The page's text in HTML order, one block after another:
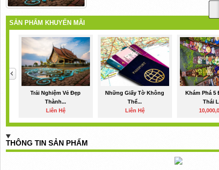
SẢN PHẨM KHUYẾN MÃI
Trải Nghiệm Vẻ Đẹp
Thành...
Liên Hệ
Những Giấy Tờ Không
Thể...
Liên Hệ
Khám Phá 5
Thái
THÔNG TIN SẢN PHẨM